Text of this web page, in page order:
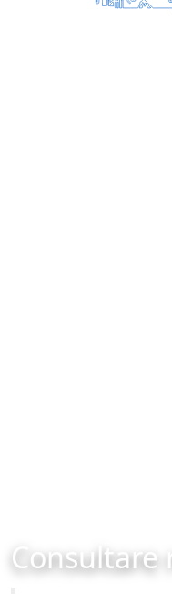
Consultare